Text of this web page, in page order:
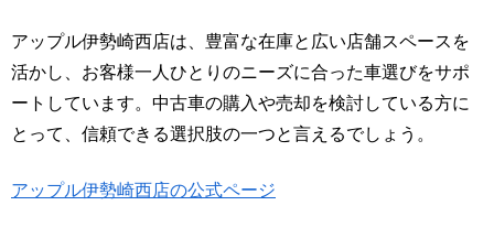
アップル伊勢崎西店は、豊富な在庫と広い店舗スペースを
活かし、お客様一人ひとりのニーズに合った車選びをサポ
ートしています。中古車の購入や売却を検討している方に
とって、信頼できる選択肢の一つと言えるでしょう。
アップル伊勢崎西店の公式ページ